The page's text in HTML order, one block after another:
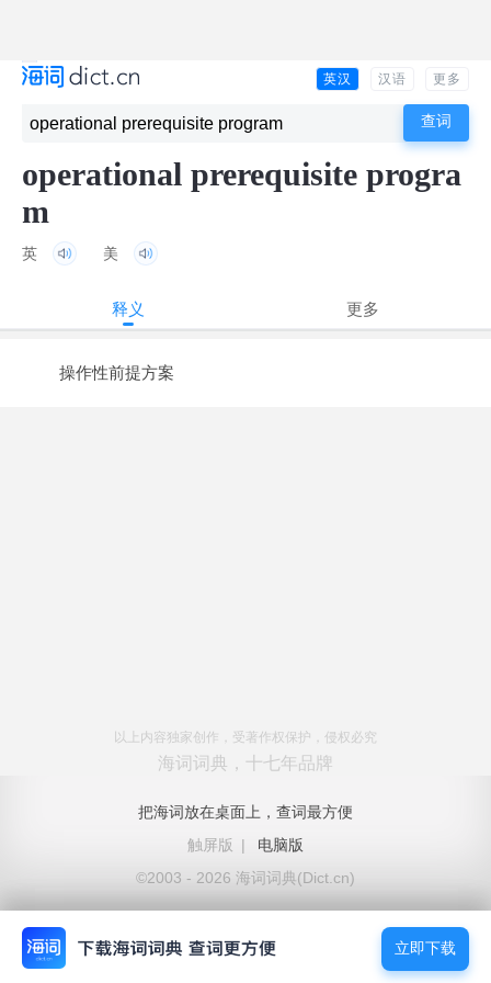
英汉 汉语 更多
operational prerequisite progra
m
英 美
释义 更多
操作性前提方案
以上内容独家创作，受著作权保护，侵权必究
海词词典，十七年品牌
把海词放在桌面上，查词最方便
触屏版
|
电脑版
©2003 - 2026 海词词典(Dict.cn)
立即下载
立即下载